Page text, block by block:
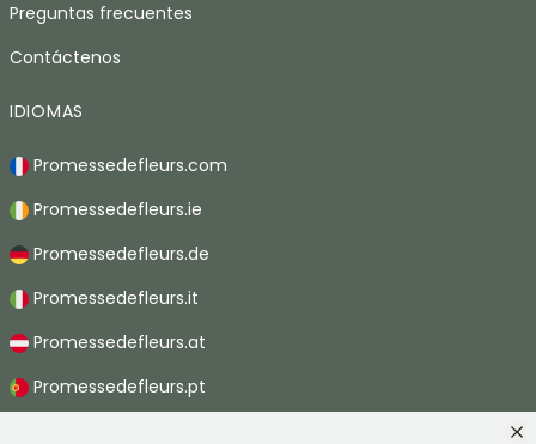
Preguntas frecuentes
Contáctenos
IDIOMAS
Promessedefleurs.com
Promessedefleurs.ie
Promessedefleurs.de
Promessedefleurs.it
Promessedefleurs.at
Promessedefleurs.pt